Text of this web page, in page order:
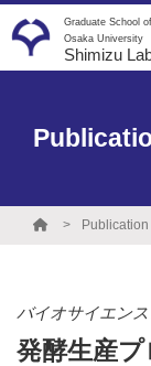
Graduate School
Osaka University
Shimizu
Publication
バイオサイエン
発酵生産